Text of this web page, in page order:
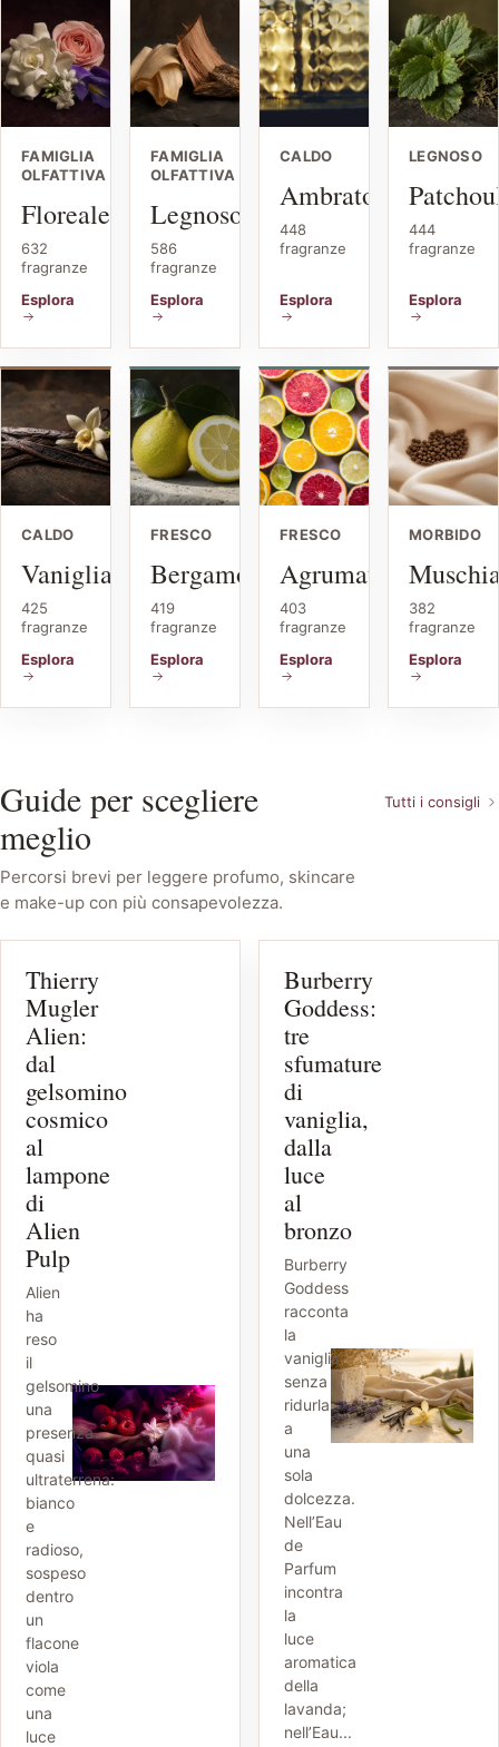
FAMIGLIA
OLFATTIVA
Floreale
632
fragranze
Esplora
FAMIGLIA
OLFATTIVA
Legnoso
586
fragranze
Esplora
CALDO
Ambrato
448
fragranze
Esplora
LEGNOSO
444
fragranze
Esplora
CALDO
Vaniglia
425
fragranze
Esplora
FRESCO
Bergamotto
419
fragranze
Esplora
FRESCO
Agrumato
403
fragranze
Esplora
MORBIDO
382
fragranze
Esplora
Guide per scegliere
meglio
Percorsi brevi per leggere profumo, skincare
e make-up con più consapevolezza.
Tutti i consigli
Thierry
Mugler
Alien:
dal
gelsomino
cosmico
al
lampone
di
Alien
Pulp
Alien
ha
reso
il
gelsomino
una
presenza
quasi
ultraterrena:
bianco
e
radioso,
sospeso
dentro
un
flacone
viola
come
una
luce
Burberry
Goddess:
tre
sfumature
di
vaniglia,
dalla
luce
al
bronzo
Burberry
Goddess
racconta
la
vaniglia
senza
ridurla
a
una
sola
dolcezza.
Nell’Eau
de
Parfum
incontra
la
luce
aromatica
della
lavanda;
nell’Eau...